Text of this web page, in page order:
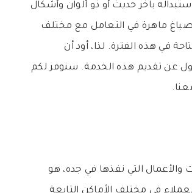
بآخر حديث أو ذو ألوان وأشكال
صباغ ماهرة في التعامل مع مختلف
في هذه الفترة. لذا، أود أن
عن تقديم هذه الخدمة. سنوفر لكم
التي نفذها في جده، هو